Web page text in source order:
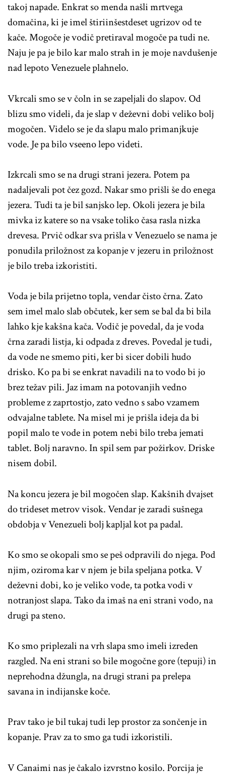
takoj napade. Enkrat so menda našli mrtvega
domačina, ki je imel štiriinšestdeset ugrizov od te
kače. Mogoče je vodič pretiraval mogoče pa tudi ne.
Naju je pa je bilo kar malo strah in je moje navdušenje
nad lepoto Venezuele plahnelo.
Vkrcali smo se v čoln in se zapeljali do slapov. Od
blizu smo videli, da je slap v deževni dobi veliko bolj
mogočen. Videlo se je da slapu malo primanjkuje
vode. Je pa bilo vseeno lepo videti.
Izkrcali smo se na drugi strani jezera. Potem pa
nadaljevali pot čez gozd. Nakar smo prišli še do enega
jezera. Tudi ta je bil sanjsko lep. Okoli jezera je bila
mivka iz katere so na vsake toliko časa rasla nizka
drevesa. Prvič odkar sva prišla v Venezuelo se nama je
ponudila priložnost za kopanje v jezeru in priložnost
je bilo treba izkoristiti.
Voda je bila prijetno topla, vendar čisto črna. Zato
sem imel malo slab občutek, ker sem se bal da bi bila
lahko kje kakšna kača. Vodič je povedal, da je voda
črna zaradi listja, ki odpada z dreves. Povedal je tudi,
da vode ne smemo piti, ker bi sicer dobili hudo
drisko. Ko pa bi se enkrat navadili na to vodo bi jo
brez težav pili. Jaz imam na potovanjih vedno
probleme z zaprtostjo, zato vedno s sabo vzamem
odvajalne tablete. Na misel mi je prišla ideja da bi
popil malo te vode in potem nebi bilo treba jemati
tablet. Bolj naravno. In spil sem par požirkov. Driske
nisem dobil.
Na koncu jezera je bil mogočen slap. Kakšnih dvajset
do trideset metrov visok. Vendar je zaradi sušnega
obdobja v Venezueli bolj kapljal kot pa padal.
Ko smo se okopali smo se peš odpravili do njega. Pod
njim, oziroma kar v njem je bila speljana potka. V
deževni dobi, ko je veliko vode, ta potka vodi v
notranjost slapa. Tako da imaš na eni strani vodo, na
drugi pa steno.
Ko smo priplezali na vrh slapa smo imeli izreden
razgled. Na eni strani so bile mogočne gore (tepuji) in
neprehodna džungla, na drugi strani pa prelepa
savana in indijanske koče.
Prav tako je bil tukaj tudi lep prostor za sončenje in
kopanje. Prav za to smo ga tudi izkoristili.
V Canaimi nas je čakalo izvrstno kosilo. Porcija je